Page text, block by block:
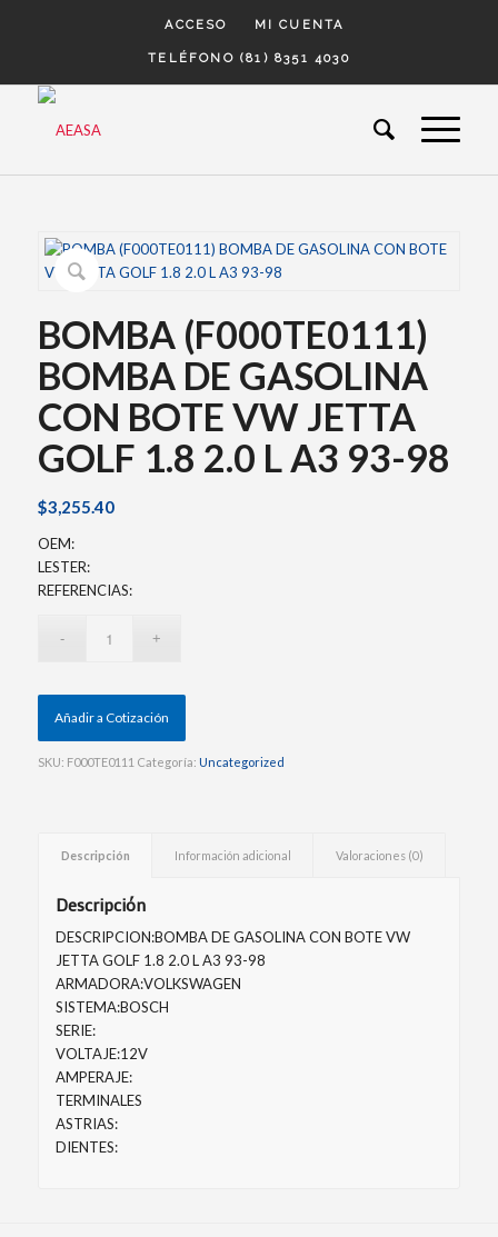
ACCESO MI CUENTA
TELÉFONO (81) 8351 4030
BOMBA (F000TE0111)
BOMBA DE GASOLINA
CON BOTE VW JETTA
GOLF 1.8 2.0 L A3 93-98
$3,255.40
OEM:
LESTER:
REFERENCIAS:
Añadir a Cotización
SKU: F000TE0111 Categoría: Uncategorized
Descripción Información adicional Valoraciones (0)
Descripción
DESCRIPCION:BOMBA DE GASOLINA CON BOTE VW
JETTA GOLF 1.8 2.0 L A3 93-98
ARMADORA:VOLKSWAGEN
SISTEMA:BOSCH
SERIE:
VOLTAJE:12V
AMPERAJE:
TERMINALES
ASTRIAS:
DIENTES: